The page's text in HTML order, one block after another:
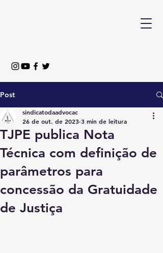
Post
TJPE publica Nota
Técnica com definição de
parâmetros para
concessão da Gratuidade
de Justiça
sindicatodaadvocac
26 de out. de 2023 3 min de leitura